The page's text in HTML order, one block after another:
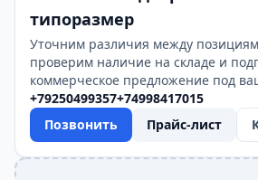
типоразмер
Уточним различия между
проверим наличие на складе и
коммерческое предложение под
+79250499357+74998417015
Позвонить
Прайс-лист